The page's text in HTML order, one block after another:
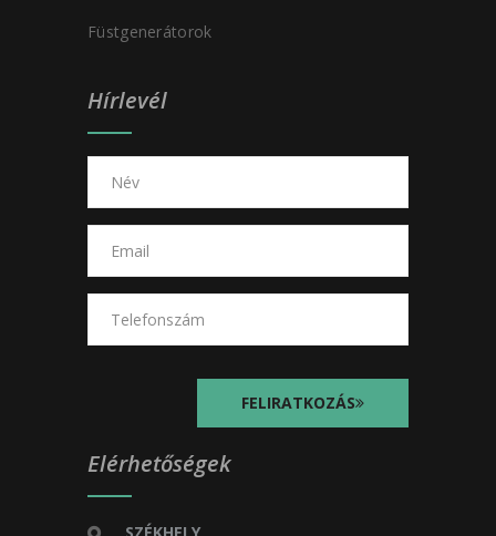
Füstgenerátorok
Hírlevél
FELIRATKOZÁS
Elérhetőségek